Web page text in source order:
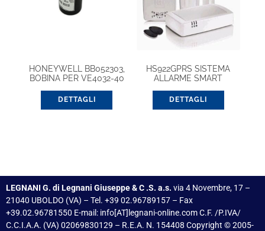
HONEYWELL BB052303,
BOBINA PER VE4032-40
DETTAGLI
HS922GPRS SISTEMA
ALLARME SMART
DETTAGLI
LEGNANI G. di Legnani Giuseppe & C .S. a.s. via 4 Novembre, 17 –
21040 UBOLDO (VA) – Tel. +39 02.96789157 – Fax
+39.02.96781550 E-mail: info[AT]legnani-online.com C.F. /P.IVA/
C.C.I.A.A. (VA) 02069830129 – R.E.A. N. 154408 Copyright © 2005-